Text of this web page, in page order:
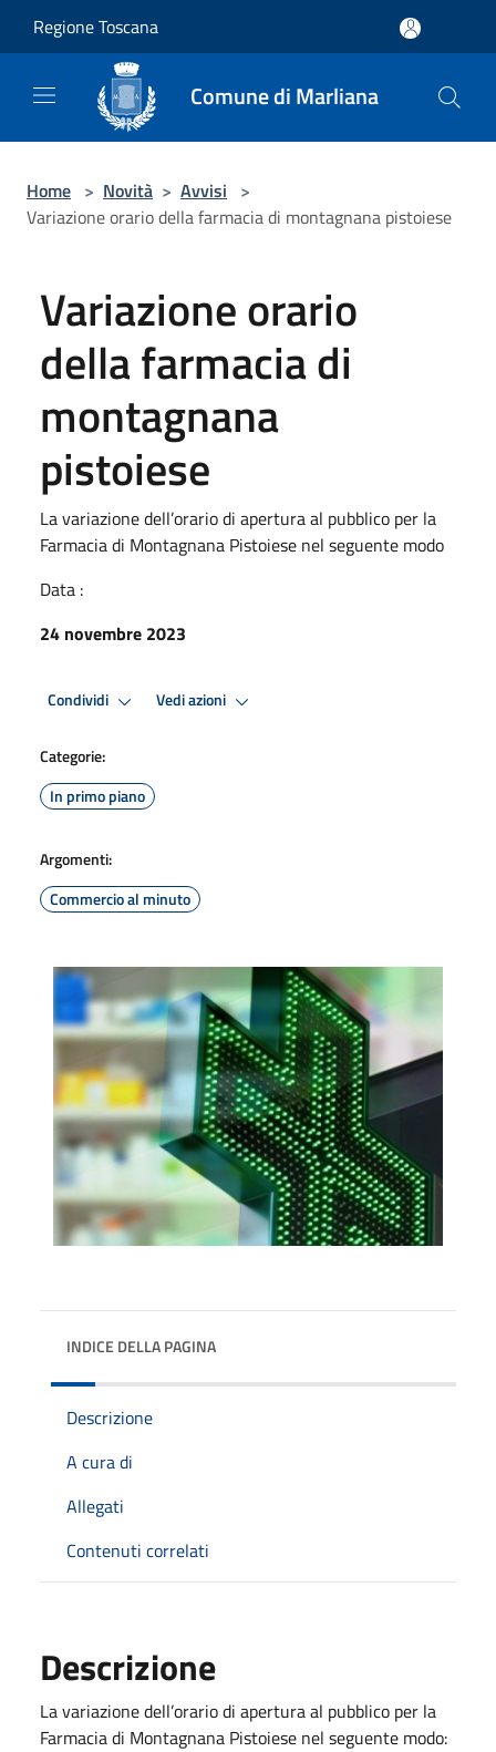
Regione Toscana
Comune di Marliana
Home > Novità > Avvisi >
Variazione orario della farmacia di montagnana pistoiese
Variazione orario
della farmacia di
montagnana
pistoiese
La variazione dell’orario di apertura al pubblico per la
Farmacia di Montagnana Pistoiese nel seguente modo
Data :
24 novembre 2023
Condividi Vedi azioni
Categorie:
In primo piano
Argomenti:
Commercio al minuto
INDICE DELLA PAGINA
Descrizione
A cura di
Allegati
Contenuti correlati
Descrizione
La variazione dell’orario di apertura al pubblico per la
Farmacia di Montagnana Pistoiese nel seguente modo: